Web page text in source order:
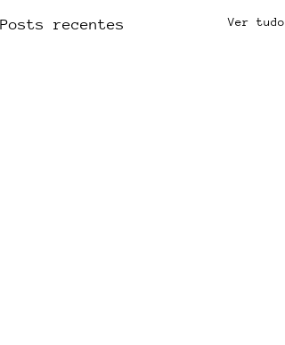
Posts recentes Ver tudo